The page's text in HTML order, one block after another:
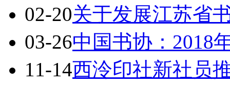
02-20关于发展江苏省
03-26中国书协：2018
11-14西泠印社新社员